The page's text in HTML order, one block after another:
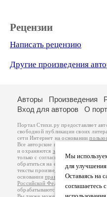
Рецензии
Написать рецензию
Другие произведения
Мы
для
Оставаясь на
соглашаетесь
Авторы Произведения
Вход для авторов
О
Портал Стихи.ру предоставляет
свободной публикации своих
сети Интернет на основании
Все авторские права на
и охраняются законом
.
только с согласия его автора, к
обратиться на его авторской
тексты произведений авторы несут
основанииправил публикациии
Российской Федерации
обрабатываются на основании